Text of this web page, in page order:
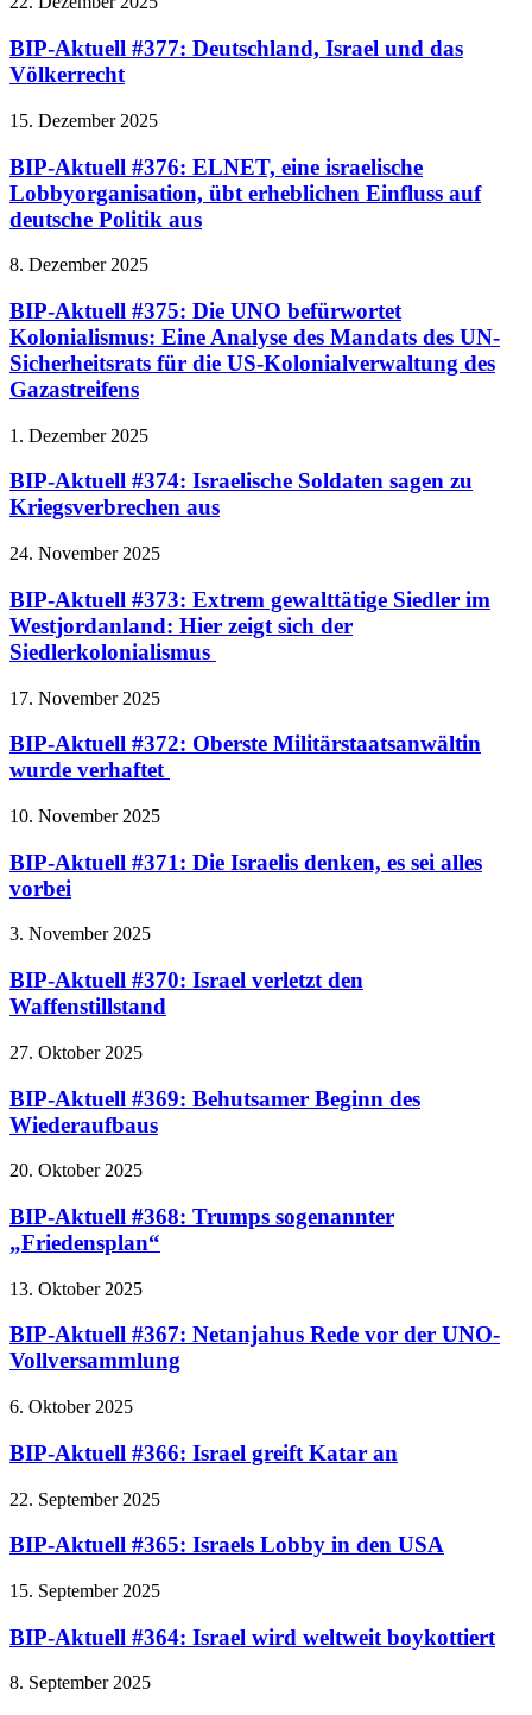
BIP-Aktuell #377: Deutschland, Israel und das
Völkerrecht
15. Dezember 2025
BIP-Aktuell #376: ELNET, eine israelische
Lobbyorganisation, übt erheblichen Einfluss auf
deutsche Politik aus
8. Dezember 2025
BIP-Aktuell #375: Die UNO befürwortet
Kolonialismus: Eine Analyse des Mandats des UN-
Sicherheitsrats für die US-Kolonialverwaltung des
Gazastreifens
1. Dezember 2025
BIP-Aktuell #374: Israelische Soldaten sagen zu
Kriegsverbrechen aus
24. November 2025
BIP-Aktuell #373: Extrem gewalttätige Siedler im
Westjordanland: Hier zeigt sich der
Siedlerkolonialismus
17. November 2025
BIP-Aktuell #372: Oberste Militärstaatsanwältin
wurde verhaftet
10. November 2025
BIP-Aktuell #371: Die Israelis denken, es sei alles
vorbei
3. November 2025
BIP-Aktuell #370: Israel verletzt den
Waffenstillstand
27. Oktober 2025
BIP-Aktuell #369: Behutsamer Beginn des
Wiederaufbaus
20. Oktober 2025
BIP-Aktuell #368: Trumps sogenannter
„Friedensplan“
13. Oktober 2025
BIP-Aktuell #367: Netanjahus Rede vor der UNO-
Vollversammlung
6. Oktober 2025
BIP-Aktuell #366: Israel greift Katar an
22. September 2025
BIP-Aktuell #365: Israels Lobby in den USA
15. September 2025
BIP-Aktuell #364: Israel wird weltweit boykottiert
8. September 2025